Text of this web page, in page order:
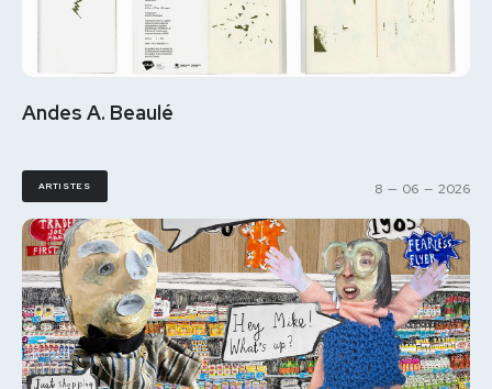
Andes A. Beaulé
ARTISTES 8 — 06 — 2026